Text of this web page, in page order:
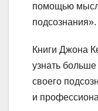
помощью
подсознания».
Книги Джона
узнать
своего
и